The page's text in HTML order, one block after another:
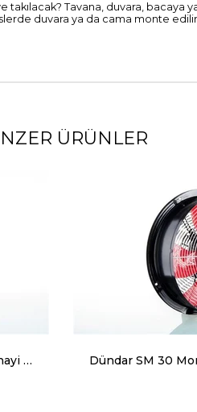
takılacak? Tavana, duvara,
duvara ya da cama monte
ÜRÜNLER
Dündar SM 25.4E Monofaze Sanayi Tipi Aksiyal Aspiratör 1250 m³ 1400 RPM